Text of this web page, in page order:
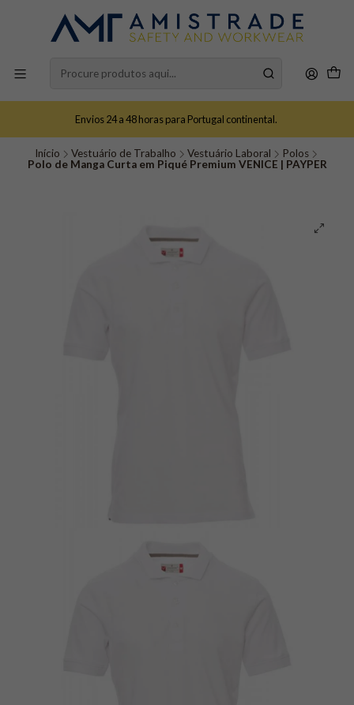
Envios 24 a 48 horas para Portugal continental.
Início Vestuário de Trabalho Vestuário Laboral
Polos
Polo de Manga Curta em Piqué Premium VENICE | PAYPER